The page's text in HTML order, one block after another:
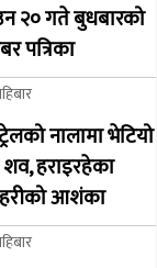
२० गते बुधबारको
पत्रिका
नालामा भेटियो
हराइरहेका
आशंका